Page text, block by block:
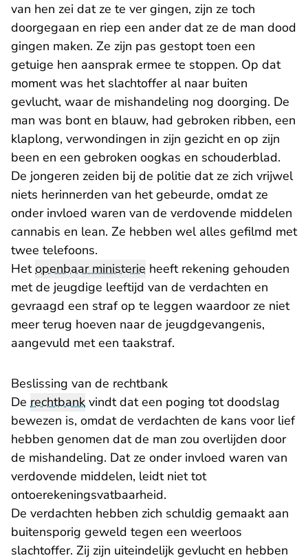
van hen zei dat ze te ver gingen, zijn ze toch
doorgegaan en riep een ander dat ze de man dood
gingen maken. Ze zijn pas gestopt toen een
getuige hen aansprak ermee te stoppen. Op dat
moment was het slachtoffer al naar buiten
gevlucht, waar de mishandeling nog doorging. De
man was bont en blauw, had gebroken ribben, een
klaplong, verwondingen in zijn gezicht en op zijn
been en een gebroken oogkas en schouderblad.
De jongeren zeiden bij de politie dat ze zich vrijwel
niets herinnerden van het gebeurde, omdat ze
onder invloed waren van de verdovende middelen
cannabis en lean. Ze hebben wel alles gefilmd met
twee telefoons.
Hetopenbaar ministerie heeft rekening gehouden
met de jeugdige leeftijd van de verdachten en
gevraagd een straf op te leggen waardoor ze niet
meer terug hoeven naar de jeugdgevangenis,
aangevuld met een taakstraf.
Beslissing van de rechtbank
De rechtbank vindt dat een poging tot doodslag
bewezen is, omdat de verdachten de kans voor lief
hebben genomen dat de man zou overlijden door
de mishandeling. Dat ze onder invloed waren van
verdovende middelen, leidt niet tot
ontoerekeningsvatbaarheid.
De verdachten hebben zich schuldig gemaakt aan
buitensporig geweld tegen een weerloos
slachtoffer. Zij zijn uiteindelijk gevlucht en hebben